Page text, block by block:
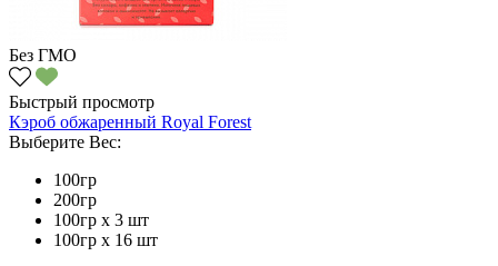
Без ГМО
Быстрый просмотр
Кэроб обжаренный Royal Forest
Выберите Вес:
100гр
200гр
100гр х 3 шт
100гр х 16 шт